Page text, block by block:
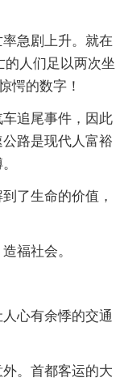
急剧上升。就在
的人们足以两次坐
愕的数字！
追尾事件，因此
路是现代人富裕
了生命的价值，
福社会。
心有余悸的交通
。首都客运的大